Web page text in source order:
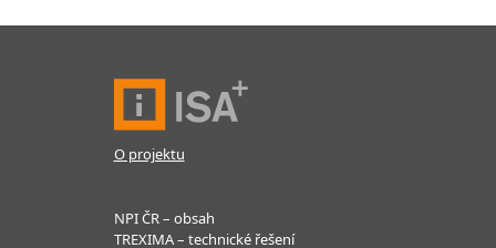
O projektu
NPI ČR – obsah
TREXIMA – technické řešení